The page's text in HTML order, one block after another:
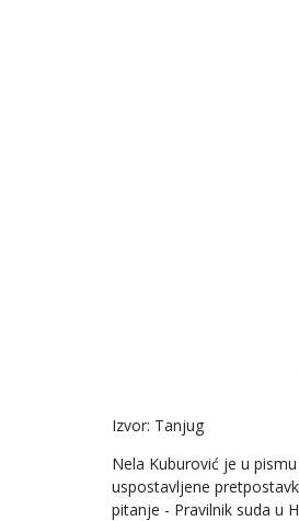
Izvor: Tanjug
Nela Kuburović je u
uspostavljene
pitanje - Pravilnik suda u